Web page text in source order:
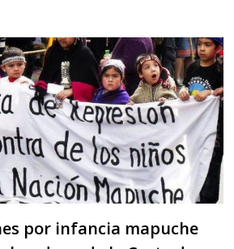
por infancia mapuche